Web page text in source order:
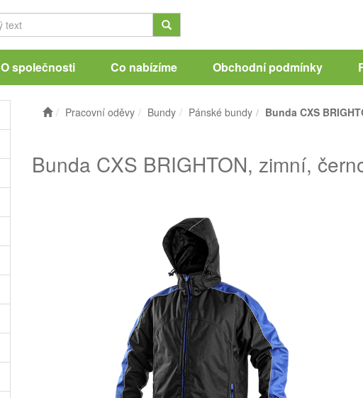
O společnosti Co nabízíme Obchodní podmínky
Pracovní oděvy Bundy Pánské bundy Bunda CXS
Bunda CXS BRIGHTON, zimní,